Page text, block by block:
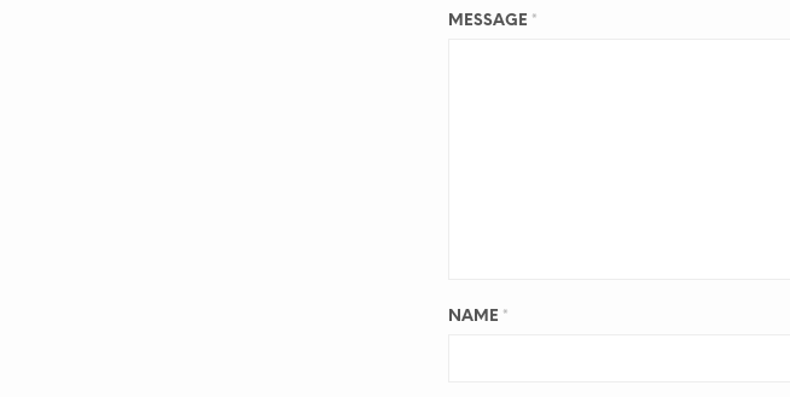
MESSAGE *
NAME *